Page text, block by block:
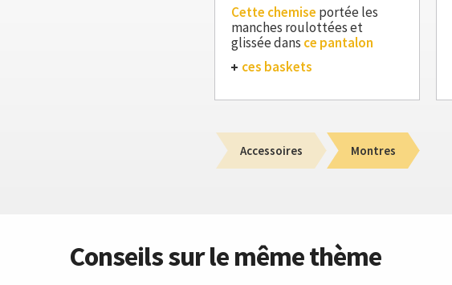
Cette chemise portée les
manches roulottées et
glissée dans ce pantalon
ces baskets
Accessoires Montres
Conseils sur le même thème